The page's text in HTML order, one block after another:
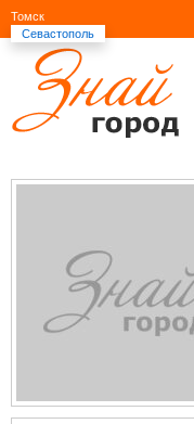
Томск
Севастополь